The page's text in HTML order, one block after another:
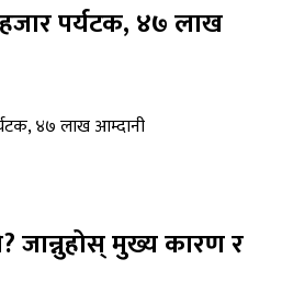
पर्यटक, ४७ लाख
जान्नुहोस् मुख्य कारण र